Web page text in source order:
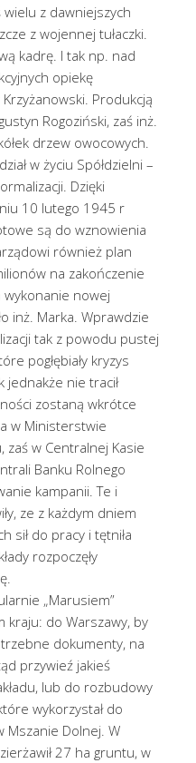
z dawniejszych
z wojennej tułaczki.
kadrę. I tak np. nad
opiekę
Produkcją
Rogoziński, zaś inż.
drzew owocowych.
w życiu Spółdzielni –
Dzięki
10 lutego 1945 r
są do wznowienia
również plan
na zakończenie
nowej
inż. Marka. Wprawdzie
tak z powodu pustej
pogłębiały kryzys
jednakże nie tracił
zostaną wkrótce
w Ministerstwie
zaś w Centralnej Kasie
Banku Rolnego
kampanii. Te i
ze z każdym dniem
sił do pracy i tętniła
rozpoczęły
„Marusiem”
kraju: do Warszawy, by
dokumenty, na
przywieź jakieś
lub do rozbudowy
wykorzystał do
Mszanie Dolnej. W
27 ha gruntu, w